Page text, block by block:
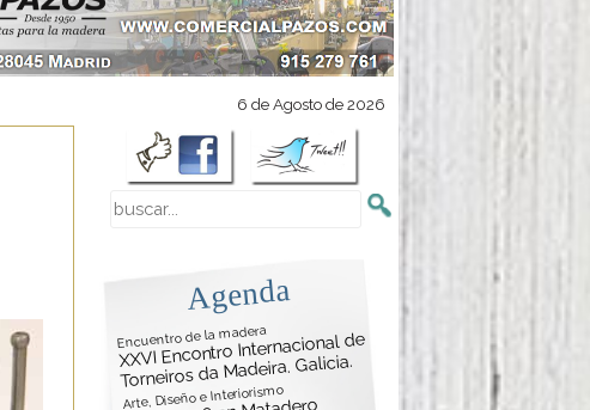
6 de Agosto de 2026
Agenda
Encuentro de la madera
XXVI Encontro Internacional de
Torneiros da Madeira. Galicia.
Arte, Diseño e Interiorismo